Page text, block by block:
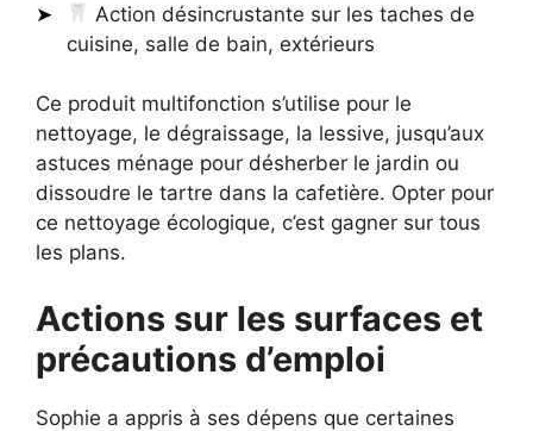
Action désincrustante sur les taches de
cuisine, salle de bain, extérieurs
Ce produit multifonction s’utilise pour le
nettoyage, le dégraissage, la lessive, jusqu’aux
astuces ménage pour désherber le jardin ou
dissoudre le tartre dans la cafetière. Opter pour
ce nettoyage écologique, c’est gagner sur tous
les plans.
Actions sur les surfaces et
précautions d’emploi
Sophie a appris à ses dépens que certaines